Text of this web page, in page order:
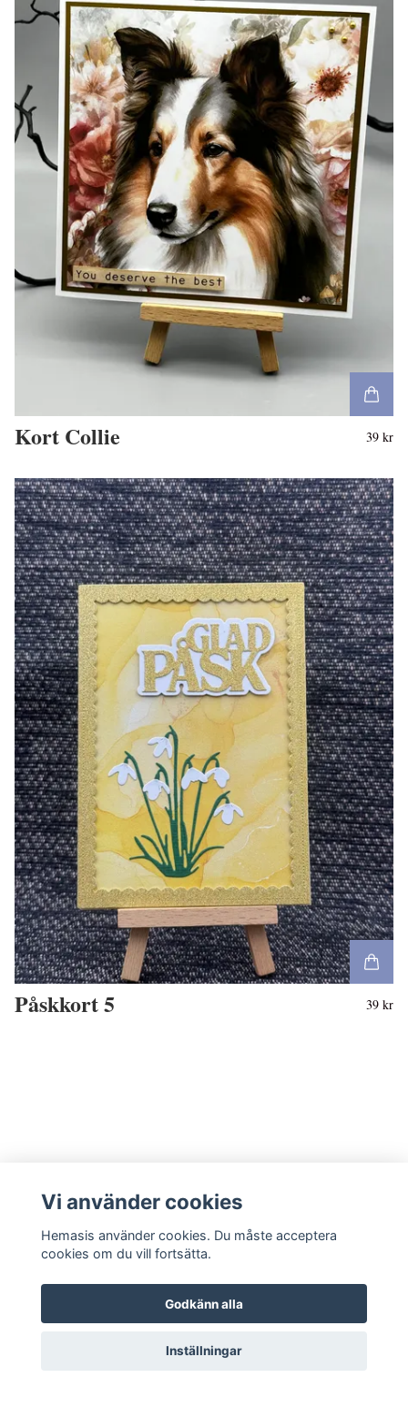
Kort Collie 39 kr
Påskkort 5 39 kr
Kontakta oss
Vi använder cookies
Hemasis använder cookies. Du måste acceptera
cookies om du vill fortsätta.
Godkänn alla
Inställningar